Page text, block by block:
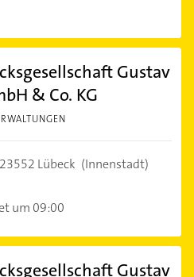
Gustav
& Co. KG
23552 Lübeck (Innenstadt)
um 09:00
Gustav